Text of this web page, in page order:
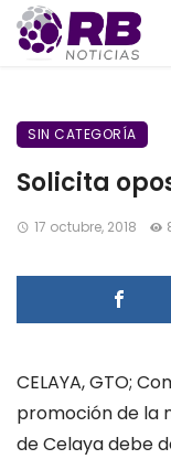
SIN CATEGORÍA
Solicita
17 octubre, 2018
CELAYA, GTO;
promoción de la
de Celaya debe